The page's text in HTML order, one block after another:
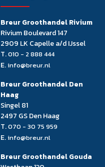
Breur Groothandel Rivium
Rivium Boulevard 147
2909 LK Capelle a/d IJssel
T.010 - 2 888 444
E. info@breur.nl
Breur Groothandel Den
Haag
Singel 81
2497 GS Den Haag
T.070 - 30 75 959
E. info@breur.nl
Breur Groothandel Gouda